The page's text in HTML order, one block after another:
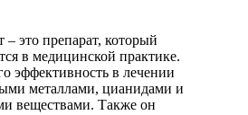
– это препарат, который
в медицинской практике.
эффективность в лечении
металлами, цианидами и
веществами. Также он